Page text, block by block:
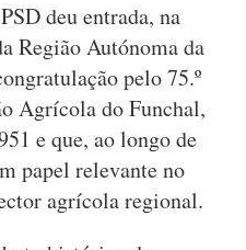
deu entrada, na
Região Autónoma da
pelo 75.º
Agrícola do Funchal,
e que, ao longo de
papel relevante no
agrícola regional.